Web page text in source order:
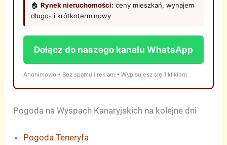
🏠Rynek nieruchomości: ceny mieszkań, wynajem
długo- i krótkoterminowy
Dołącz do naszego kanału WhatsApp
Anonimowo • Bez spamu i reklam • Wypisujesz się 1 klikiem
Pogoda na Wyspach Kanaryjskich na kolejne dni
Pogoda Teneryfa